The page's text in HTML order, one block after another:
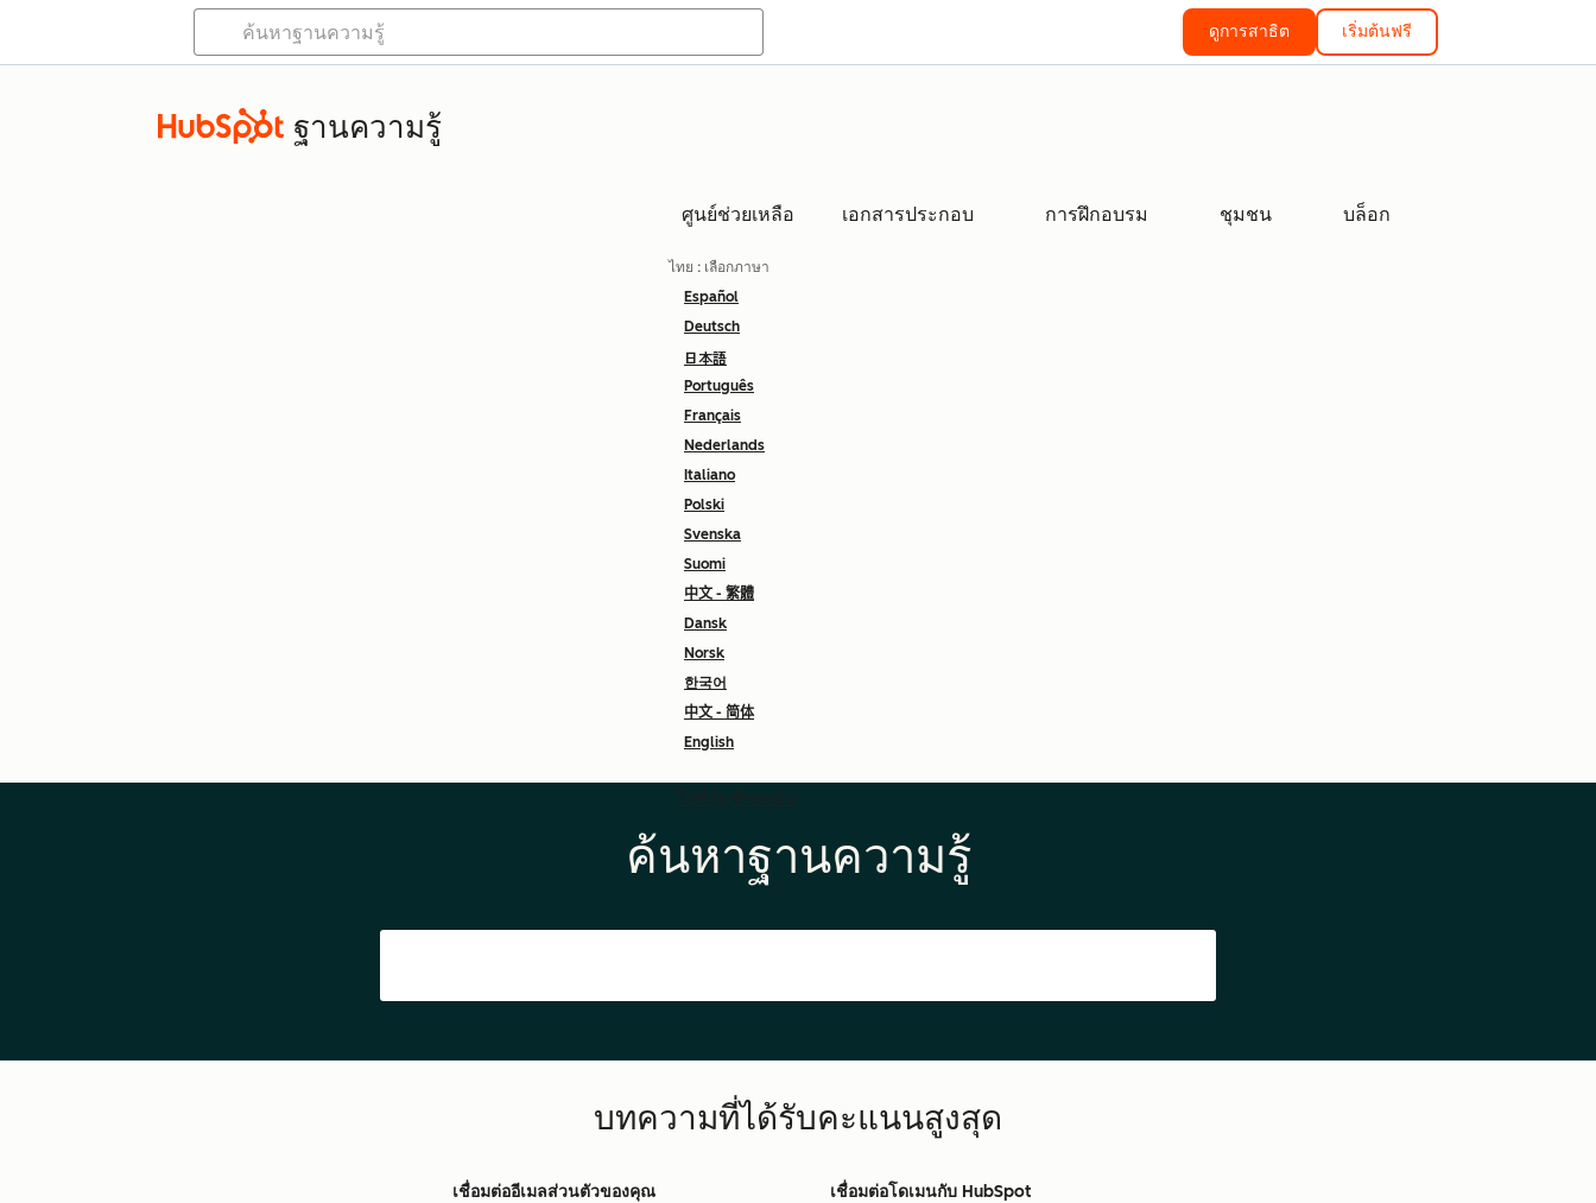
ดูการสาธิต เริ่มต้นฟรี
ฐานความรู้
ศูนย์ช่วยเหลือ เอกสารประกอบ การฝึกอบรม ชุมชน บล็อก
ไทย : เลือกภาษา
Español
Deutsch
日本語
Português
Français
Nederlands
Italiano
Polski
Svenska
Suomi
中文 - 繁體
Dansk
Norsk
한국어
中文 - 简体
English
ไปที่บัญชีของฉัน
ค้นหาฐานความรู้
บทความที่ได้รับคะแนนสูงสุด
เชื่อมต่ออีเมลส่วนตัวของคุณ เชื่อมต่อโดเมนกับ HubSpot